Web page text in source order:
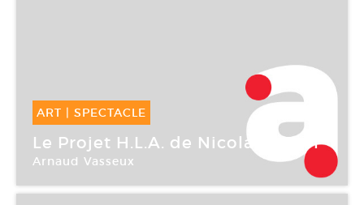
ART | SPECTACLE
07 Mar -26 Mar 2006
Le Projet H.L.A. de Nicolas Fretel
Arnaud Vasseux